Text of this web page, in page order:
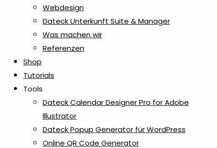
Webdesign
Dateck Unterkunft Suite & Manager
Was machen wir
Referenzen
Shop
Tutorials
Tools
Dateck Calendar Designer Pro for Adobe
Illustrator
Dateck Popup Generator für WordPress
Online QR Code Generator